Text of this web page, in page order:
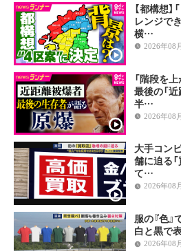
【都構想
レンジで
横…
2026年08
「階段を
最後の「
半…
2026年08
大手コン
舗に迫る
て…
2026年08
服の『色
白と黒で
2026年08